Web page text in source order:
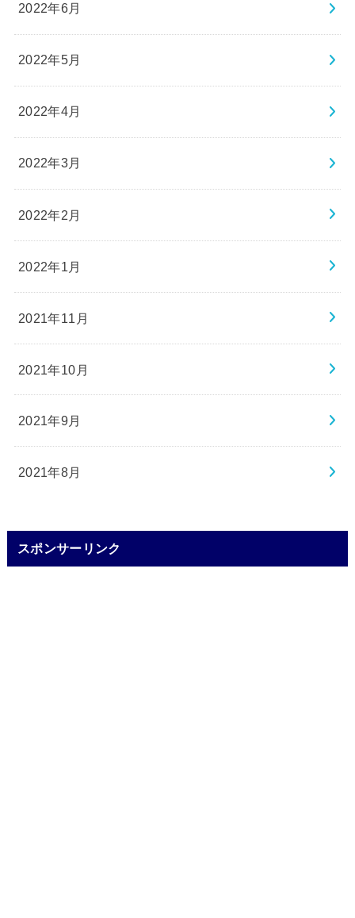
2022年6月
2022年5月
2022年4月
2022年3月
2022年2月
2022年1月
2021年11月
2021年10月
2021年9月
2021年8月
スポンサーリンク